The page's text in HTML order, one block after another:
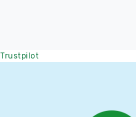
Trustpilot